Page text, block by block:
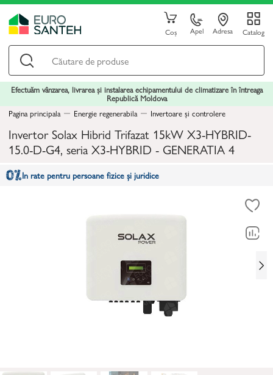
Coș Apel Adresa Catalog
Efectuăm vânzarea, livrarea și instalarea echipamentului de climatizare în întreaga
Republică Moldova
Pagina principala
Energie regenerabila Invertoare și controlere
Invertor Solax Hibrid Trifazat 15kW X3-HYBRID-
15.0-D-G4, seria X3-HYBRID - GENERATIA 4
In rate pentru persoane fizice și juridice